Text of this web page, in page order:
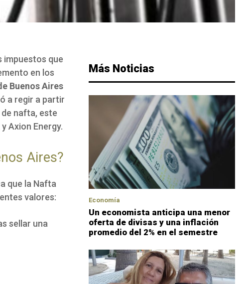
impuestos que
en los
Buenos Aires
a regir a partir
de nafta, este
Axion Energy.
Aires?
que la Nafta
valores:
sellar una
Más Noticias
Economía
Un economista anticipa una menor
oferta de divisas y una inflación
promedio del 2% en el semestre